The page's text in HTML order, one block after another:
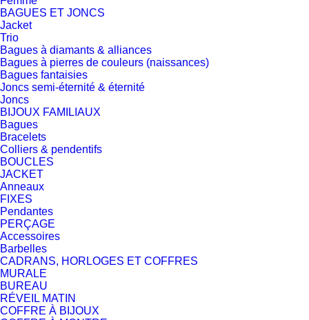
BAGUES ET JONCS
Jacket
Trio
Bagues à diamants & alliances
Bagues à pierres de couleurs (naissances)
Bagues fantaisies
Joncs semi-éternité & éternité
Joncs
BIJOUX FAMILIAUX
Bagues
Bracelets
Colliers & pendentifs
BOUCLES
JACKET
Anneaux
FIXES
Pendantes
PERÇAGE
Accessoires
Barbelles
CADRANS, HORLOGES ET COFFRES
MURALE
BUREAU
RÉVEIL MATIN
COFFRE À BIJOUX